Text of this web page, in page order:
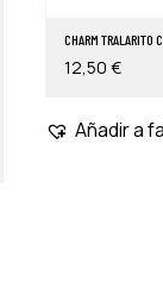
CHARM TRALARITO
12,50 €
Añadir a